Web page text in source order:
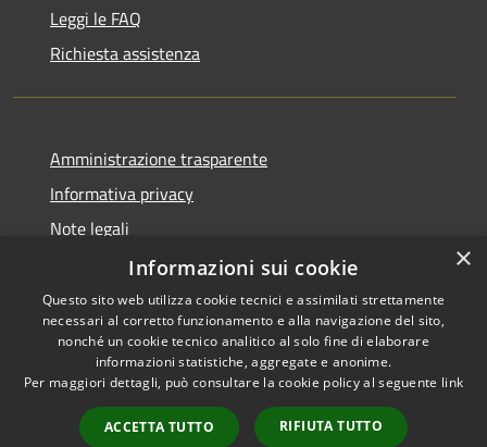
Leggi le FAQ
Richiesta assistenza
Amministrazione trasparente
Informativa privacy
Note legali
Dichiarazione di accessibilità
RSS
Accessibilità
Copyright © 2026 • Comune di
Municipium•
Accesso
×
Informazioni sui cookie
Questo sito web utilizza cookie tecnici e assimilati strettamente
necessari al corretto funzionamento e alla navigazione del sito,
nonché un cookie tecnico analitico al solo fine di elaborare
informazioni statistiche, aggregate e anonime.
Per maggiori dettagli, può consultare la cookie policy al seguente link
ACCETTA TUTTO RIFIUTA TUTTO